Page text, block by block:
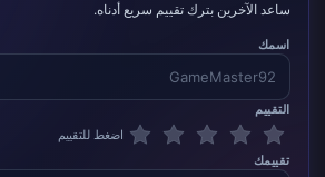
ساعد الآخرين بترك تقييم سريع أدناه.
اسمك
التقييم
اضغط للتقييم
تقييمك